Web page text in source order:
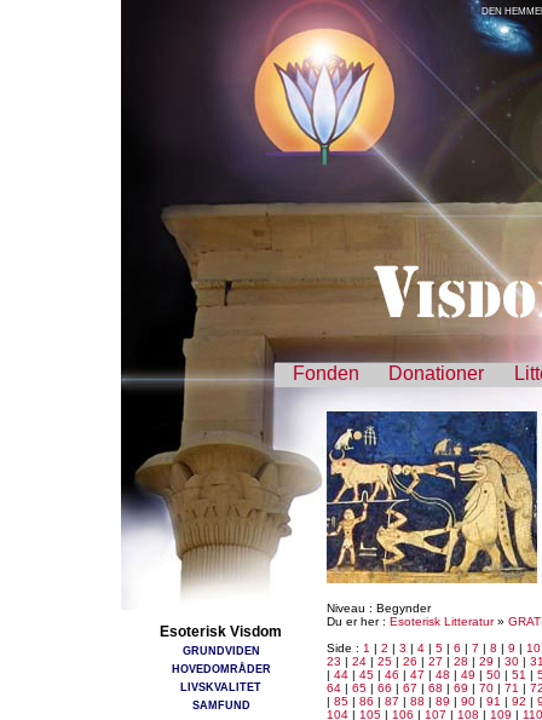
DEN
Fonden Donationer
Esoterisk Visdom
GRUNDVIDEN
HOVEDOMRÅDER
LIVSKVALITET
SAMFUND
Niveau : Begynder
Du er her : Esoterisk Litteratur»
Side : 1 | 2 | 3 | 4 | 5 | 6 | 7 | 8 | 9 | 10
23 | 24 | 25 | 26 | 27 | 28 | 29 | 30 |
| 44 | 45 | 46 | 47 | 48 | 49 | 50 | 51 |
64 | 65 | 66 | 67 | 68 | 69 | 70 | 71 |
| 85 | 86 | 87 | 88 | 89 | 90 | 91 | 92 |
104 | 105 | 106 | 107 | 108 | 109 | 110